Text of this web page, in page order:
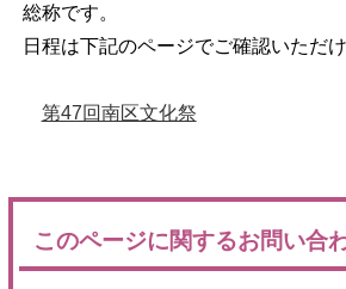
総称です。
日程は下記のページでご確認いただけ
第47回南区文化祭
このページに関するお問い合